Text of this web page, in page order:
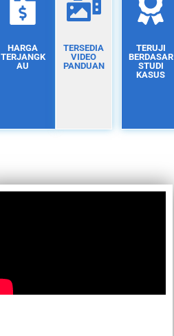
HARGA
TERJANGK
AU
TERSEDIA
VIDEO
PANDUAN
TERUJI
BERDASAR
STUDI
KASUS